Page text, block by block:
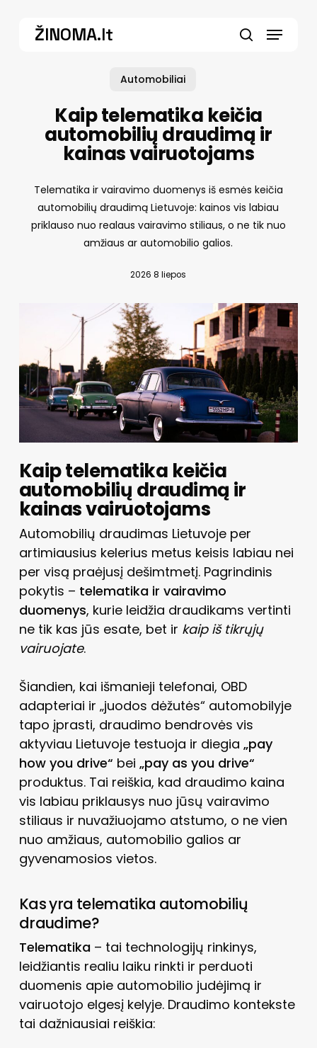
ŽINOMA.lt Menu
Automobiliai
Kaip telematika keičia
automobilių draudimą ir
kainas vairuotojams
Telematika ir vairavimo duomenys iš esmės keičia
automobilių draudimą Lietuvoje: kainos vis labiau
priklauso nuo realaus vairavimo stiliaus, o ne tik nuo
amžiaus ar automobilio galios.
2026 8 liepos
Kaip telematika keičia
automobilių draudimą ir
kainas vairuotojams
Automobilių draudimas Lietuvoje per
artimiausius kelerius metus keisis labiau nei
per visą praėjusį dešimtmetį. Pagrindinis
pokytis – telematika ir vairavimo
duomenys, kurie leidžia draudikams vertinti
ne tik kas jūs esate, bet ir kaip iš tikrųjų
vairuojate.
Šiandien, kai išmanieji telefonai, OBD
adapteriai ir „juodos dėžutės“ automobilyje
tapo įprasti, draudimo bendrovės vis
aktyviau Lietuvoje testuoja ir diegia „pay
how you drive“ bei „pay as you drive“
produktus. Tai reiškia, kad draudimo kaina
vis labiau priklausys nuo jūsų vairavimo
stiliaus ir nuvažiuojamo atstumo, o ne vien
nuo amžiaus, automobilio galios ar
gyvenamosios vietos.
Kas yra telematika automobilių
draudime?
Telematika– tai technologijų rinkinys,
leidžiantis realiu laiku rinkti ir perduoti
duomenis apie automobilio judėjimą ir
vairuotojo elgesį kelyje. Draudimo kontekste
tai dažniausiai reiškia: